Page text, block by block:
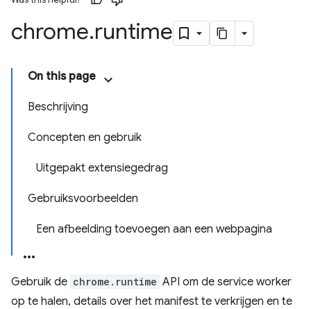
chrome.runtime
On this page
Beschrijving
Concepten en gebruik
Uitgepakt extensiegedrag
Gebruiksvoorbeelden
Een afbeelding toevoegen aan een webpagina
Gebruik de chrome.runtime API om de service worker
op te halen, details over het manifest te verkrijgen en te